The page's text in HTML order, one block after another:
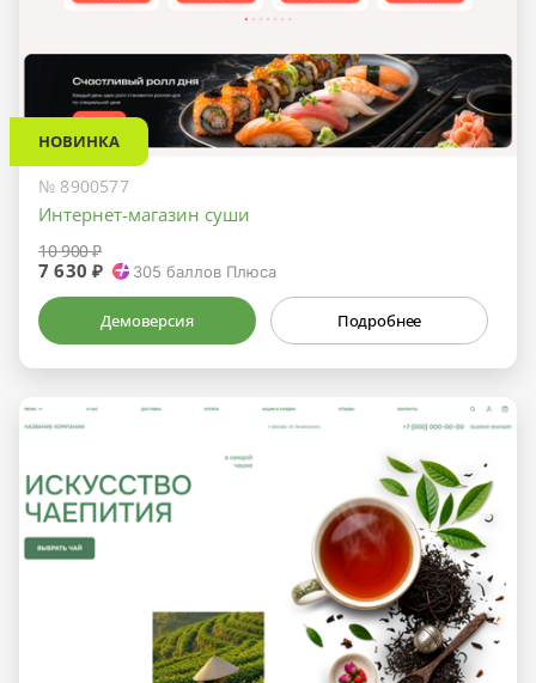
НОВИНКА
№ 8900577
Интернет-магазин суши
10 900 ₽
7 630 ₽ 305 баллов Плюса
Демоверсия Подробнее